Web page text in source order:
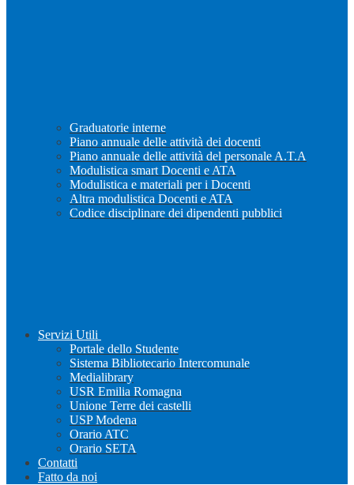
Graduatorie interne
Piano annuale delle attività dei docenti
Piano annuale delle attività del personale A.T.A
Modulistica smart Docenti e ATA
Modulistica e materiali per i Docenti
Altra modulistica Docenti e ATA
Codice disciplinare dei dipendenti pubblici
Servizi Utili
Portale dello Studente
Sistema Bibliotecario Intercomunale
Medialibrary
USR Emilia Romagna
Unione Terre dei castelli
USP Modena
Orario ATC
Orario SETA
Contatti
Fatto da noi